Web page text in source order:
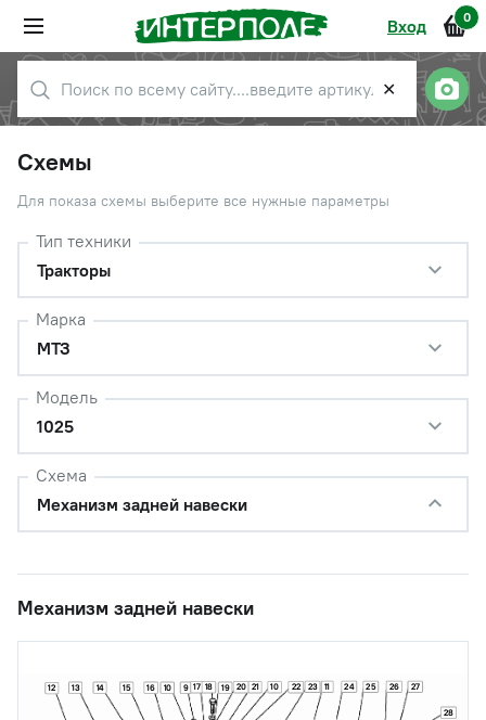
Вход 0
✕
Схемы
Для показа схемы выберите все нужные параметры
Тип техники
Тракторы
Марка
МТЗ
Модель
1025
Схема
Механизм задней навески
Механизм задней навески
9
10 10 11
12 13 14 15 16 17 18 19 20 21 22 23 24 25 26 27
28